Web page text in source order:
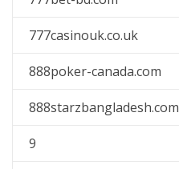
777casinouk.co.uk
888poker-canada.com
888starzbangladesh.com
9